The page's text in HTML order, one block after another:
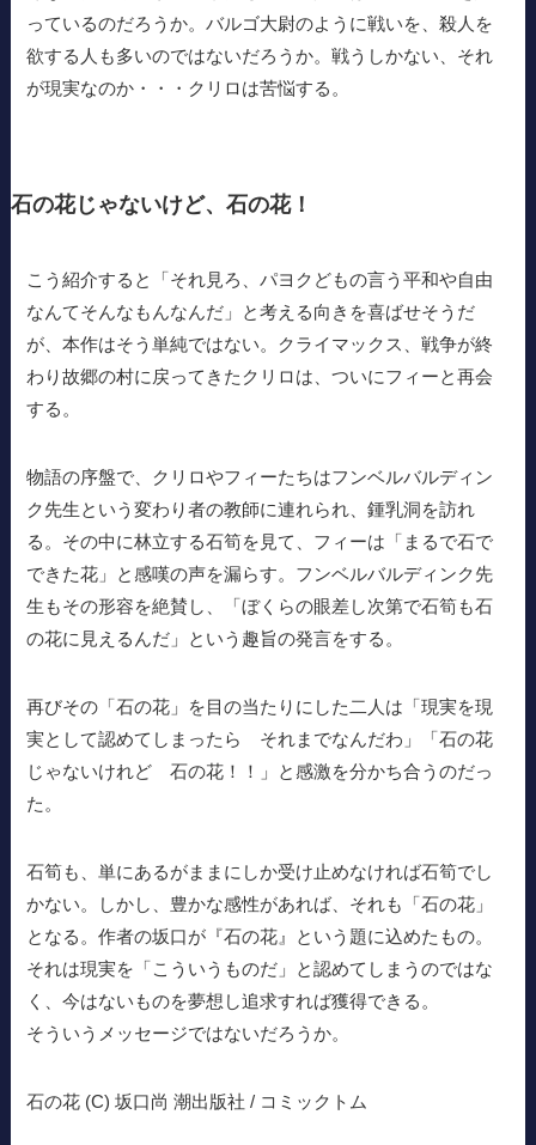
っているのだろうか。バルゴ大尉のように戦いを、殺人を
欲する人も多いのではないだろうか。戦うしかない、それ
が現実なのか・・・クリロは苦悩する。
石の花じゃないけど、石の花！
こう紹介すると「それ見ろ、パヨクどもの言う平和や自由
なんてそんなもんなんだ」と考える向きを喜ばせそうだ
が、本作はそう単純ではない。クライマックス、戦争が終
わり故郷の村に戻ってきたクリロは、ついにフィーと再会
する。
物語の序盤で、クリロやフィーたちはフンベルバルディン
ク先生という変わり者の教師に連れられ、鍾乳洞を訪れ
る。その中に林立する石筍を見て、フィーは「まるで石で
できた花」と感嘆の声を漏らす。フンベルバルディンク先
生もその形容を絶賛し、「ぼくらの眼差し次第で石筍も石
の花に見えるんだ」という趣旨の発言をする。
再びその「石の花」を目の当たりにした二人は「現実を現
実として認めてしまったら それまでなんだわ」「石の花
じゃないけれど 石の花！！」と感激を分かち合うのだっ
た。
石筍も、単にあるがままにしか受け止めなければ石筍でし
かない。しかし、豊かな感性があれば、それも「石の花」
となる。作者の坂口が『石の花』という題に込めたもの。
それは現実を「こういうものだ」と認めてしまうのではな
く、今はないものを夢想し追求すれば獲得できる。
そういうメッセージではないだろうか。
石の花 (C) 坂口尚 潮出版社 / コミックトム